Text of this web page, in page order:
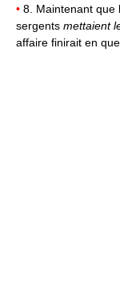
• 8. Maintenant que
sergents mettaient
affaire finirait en